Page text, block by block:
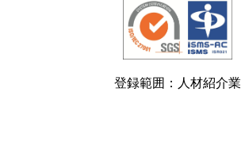
登録範囲：人材紹介業